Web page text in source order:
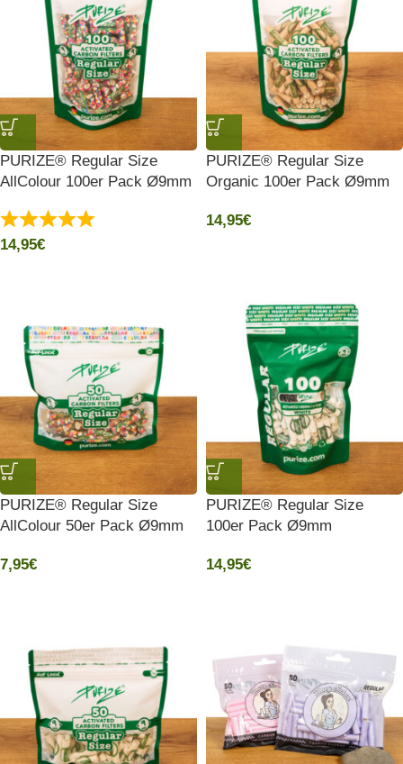
PURIZE® Regular Size
AllColour 100er Pack Ø9mm
14,95€
PURIZE® Regular Size
Organic 100er Pack Ø9mm
14,95€
PURIZE® Regular Size
AllColour 50er Pack Ø9mm
7,95€
PURIZE® Regular Size
100er Pack Ø9mm
14,95€